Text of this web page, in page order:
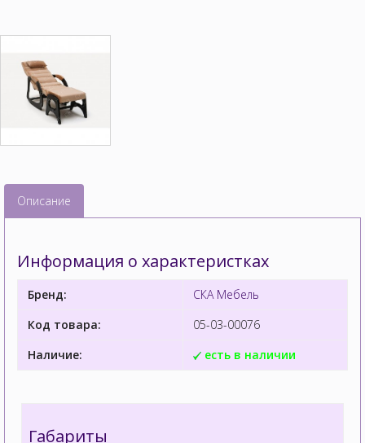
Описание
Информация о характеристках
Бренд:
СКА Мебель
Код товара:
05-03-00076
Наличие:
есть в наличии
Габариты